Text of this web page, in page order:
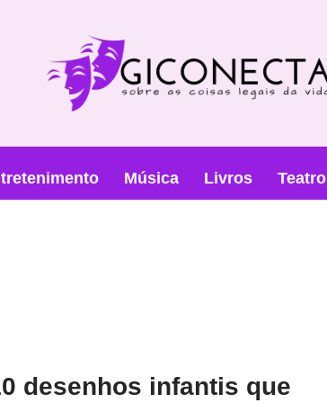
Música Livros Teatro
desenhos infantis que